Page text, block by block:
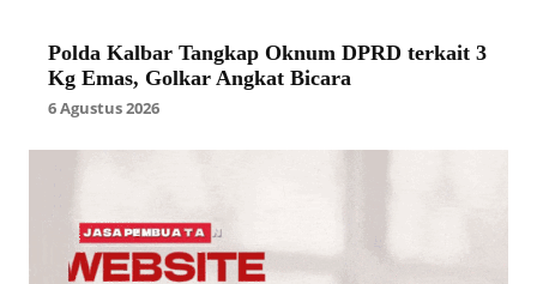
Polda Kalbar Tangkap Oknum DPRD terkait 3
Kg Emas, Golkar Angkat Bicara
6 Agustus 2026